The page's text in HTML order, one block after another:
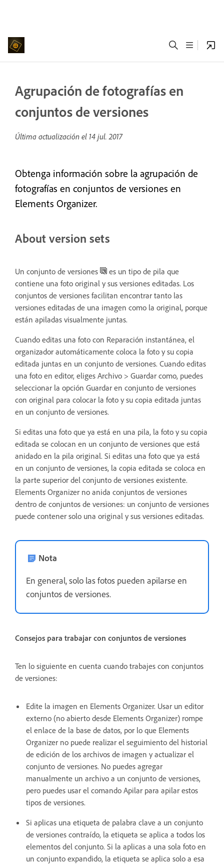
Agrupación de fotografías en
conjuntos de versiones
Última actualización el 14 jul. 2017
Obtenga información sobre la agrupación de
fotografías en conjuntos de versiones en
Elements Organizer.
About version sets
Un conjunto de versiones
es un tipo de pila que
contiene una foto original y sus versiones editadas. Los
conjuntos de versiones facilitan encontrar tanto las
versiones editadas de una imagen como la original, porque
están apiladas visualmente juntas.
Cuando editas una foto con Reparación instantánea, el
organizador automáticamente coloca la foto y su copia
editada juntas en un conjunto de versiones. Cuando editas
una foto en editor, eliges Archivo > Guardar como, puedes
seleccionar la opción Guardar en conjunto de versiones
con original para colocar la foto y su copia editada juntas
en un conjunto de versiones.
Si editas una foto que ya está en una pila, la foto y su copia
editada se colocan en un conjunto de versiones que está
anidado en la pila original. Si editas una foto que ya está
en un conjunto de versiones, la copia editada se coloca en
la parte superior del conjunto de versiones existente.
Elements Organizer no anida conjuntos de versiones
dentro de conjuntos de versiones: un conjunto de versiones
puede contener solo una original y sus versiones editadas.
Nota
En general, solo las fotos pueden apilarse en
conjuntos de versiones.
Consejos para trabajar con conjuntos de versiones
Ten lo siguiente en cuenta cuando trabajes con conjuntos
de versiones:
Edite la imagen en Elements Organizer. Usar un editor
externo (no abierto desde Elements Organizer) rompe
el enlace de la base de datos, por lo que Elements
Organizer no puede realizar el seguimiento del historial
de edición de los archivos de imagen y actualizar el
conjunto de versiones. No puedes agregar
manualmente un archivo a un conjunto de versiones,
pero puedes usar el comando Apilar para apilar estos
tipos de versiones.
Si aplicas una etiqueta de palabra clave a un conjunto
de versiones contraído, la etiqueta se aplica a todos los
elementos del conjunto. Si la aplicas a una sola foto en
un conjunto expandido, la etiqueta se aplica solo a esa